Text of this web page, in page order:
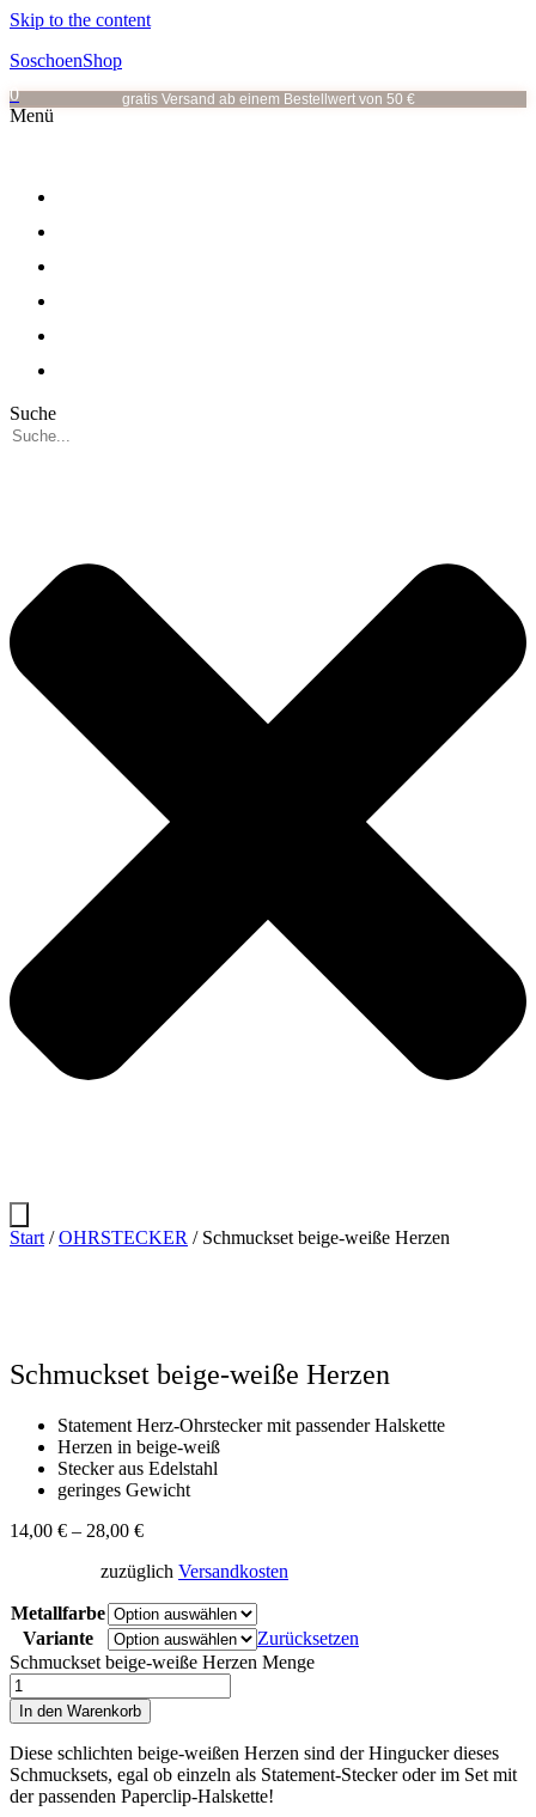
Skip to the content
SoschoenShop
gratis Versand ab einem Bestellwert von 50 €
0
Menü
Suche
Start /OHRSTECKER / Schmuckset beige-weiße Herzen
Schmuckset beige-weiße Herzen
Statement Herz-Ohrstecker mit passender Halskette
Herzen in beige-weiß
Stecker aus Edelstahl
geringes Gewicht
14,00 € – 28,00 €
zuzüglich Versandkosten
Metallfarbe
Variante
Zurücksetzen
Schmuckset beige-weiße Herzen Menge
In den Warenkorb
Diese schlichten beige-weißen Herzen sind der Hingucker dieses
Schmucksets, egal ob einzeln als Statement-Stecker oder im Set mit
der passenden Paperclip-Halskette!